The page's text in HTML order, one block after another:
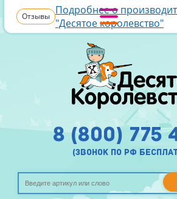
Отзывы Подробнее о
"Десятое королевство"
8 (800) 775
(звонок по рф